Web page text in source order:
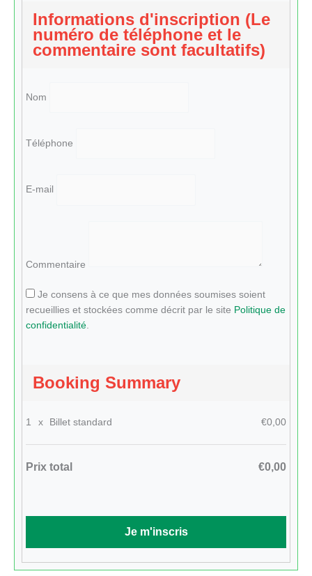
Informations d'inscription (Le
numéro de téléphone et le
commentaire sont facultatifs)
Nom
Téléphone
E-mail
Commentaire
Je consens à ce que mes données soumises soient
recueillies et stockées comme décrit par le site Politique de
confidentialité.
Booking Summary
1 x Billet standard €0,00
Prix total €0,00